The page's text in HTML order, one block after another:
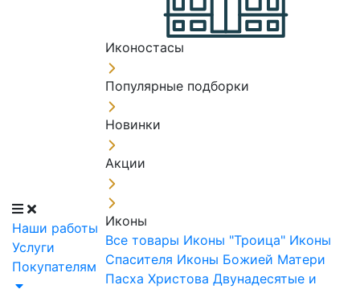
Наши работы
Услуги
Покупателям
Иконостасы
Популярные подборки
Новинки
Акции
Иконы
Все товары Иконы "Троица" Иконы
Спасителя Иконы Божией Матери
Пасха Христова Двунадесятые и